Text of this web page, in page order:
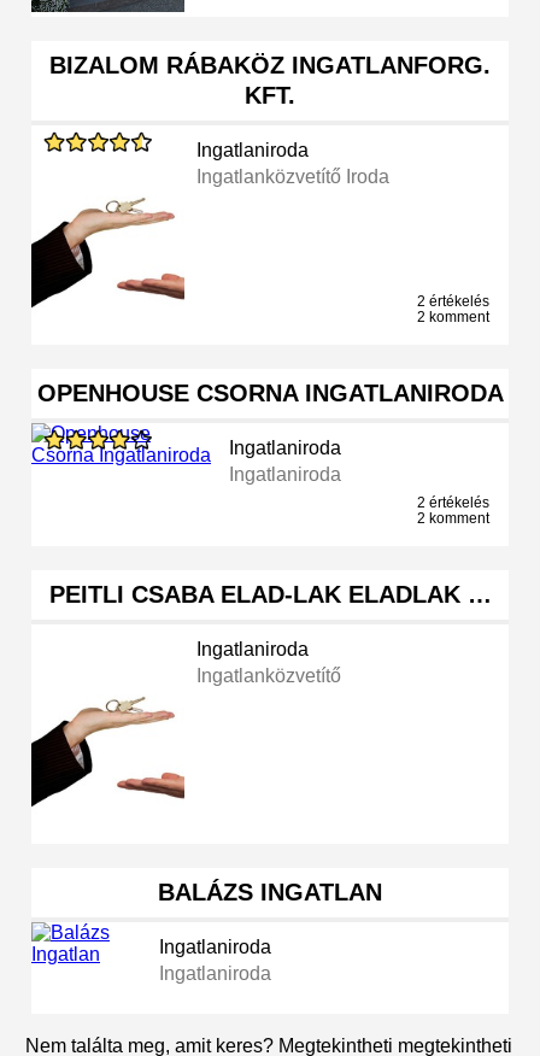
BIZALOM RÁBAKÖZ INGATLANFORG.
KFT.
Ingatlaniroda
Ingatlanközvetítő Iroda
2 értékelés
2 komment
OPENHOUSE CSORNA INGATLANIRODA
Ingatlaniroda
Ingatlaniroda
2 értékelés
2 komment
PEITLI CSABA ELAD-LAK ELADLAK …
Ingatlaniroda
Ingatlanközvetítő
BALÁZS INGATLAN
Ingatlaniroda
Ingatlaniroda
Nem találta meg, amit keres? Megtekintheti megtekintheti